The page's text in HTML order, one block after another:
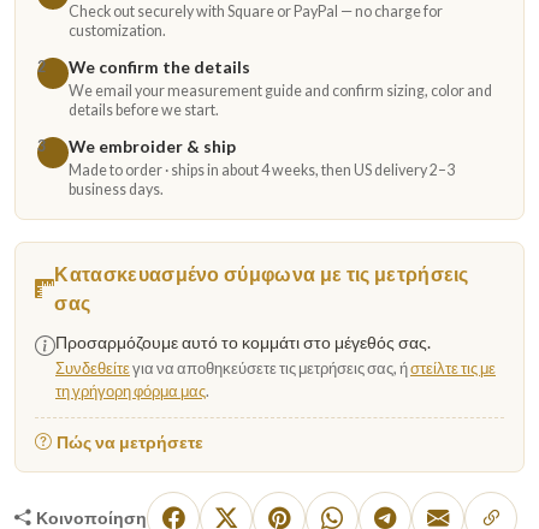
Check out securely with Square or PayPal — no charge for
customization.
2
We confirm the details
We email your measurement guide and confirm sizing, color and
details before we start.
3
We embroider & ship
Made to order · ships in about 4 weeks, then US delivery 2–3
business days.
Κατασκευασμένο σύμφωνα με τις μετρήσεις
σας
Προσαρμόζουμε αυτό το κομμάτι στο μέγεθός σας.
Συνδεθείτεγια να αποθηκεύσετε τις μετρήσεις σας, ήστείλτε τις με
τη γρήγορη φόρμα μας.
Πώς να μετρήσετε
Κοινοποίηση